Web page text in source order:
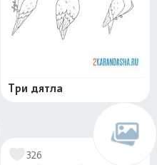
Три дятла
326